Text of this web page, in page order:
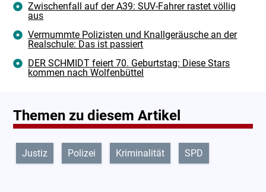
Zwischenfall auf der A39: SUV-Fahrer rastet völlig
aus
Vermummte Polizisten und Knallgeräusche an der
Realschule: Das ist passiert
DER SCHMIDT feiert 70. Geburtstag: Diese Stars
kommen nach Wolfenbüttel
Themen zu diesem Artikel
Justiz Polizei Kriminalität SPD